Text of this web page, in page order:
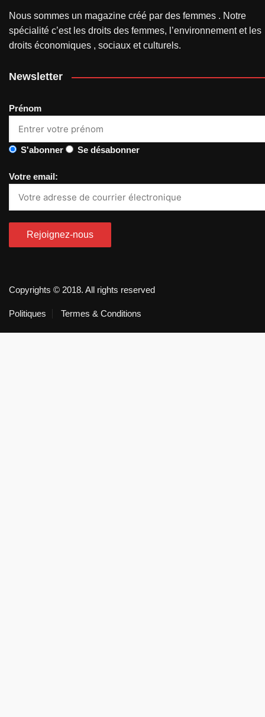
Nous sommes un magazine créé par des femmes . Notre
spécialité c’est les droits des femmes, l’environnement et les
droits économiques , sociaux et culturels.
Newsletter
Prénom
S'abonner Se désabonner
Votre email:
Copyrights © 2018. All rights reserved
Politiques Termes & Conditions